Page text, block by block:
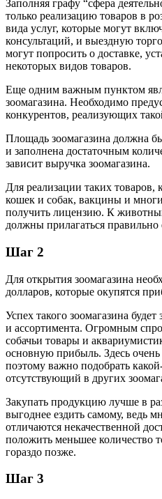
Заполняя графу “сфера
только реализацию товаров в
вида услуг, которые могут
консультаций, и выездную
могут попросить о доставке,
некоторых видов товаров.
Еще одним важным пунктом
зоомагазина. Необходимо
конкурентов, реализующих
Площадь зоомагазина должна
и заполнена достаточным
зависит выручка зоомагазина.
Для реализации таких
кошек и собак, вакцины и
получить лицензию. К
должны прилагаться
Шаг 2
Для открытия зоомагазина
долларов, которые окупятся
Успех такого зоомагазина
и ассортимента. Огромным
собачьи товары и
основную прибыль. Здесь
поэтому важно подобрать
отсутствующий в других
Закупать продукцию лучше в
выгоднее ездить самому, ведь
отличаются некачественной
положить меньшее количество
гораздо позже.
Шаг 3